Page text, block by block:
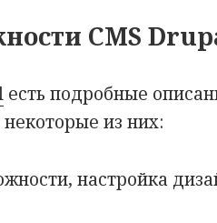
CMS
есть подробные
из них:
настройка